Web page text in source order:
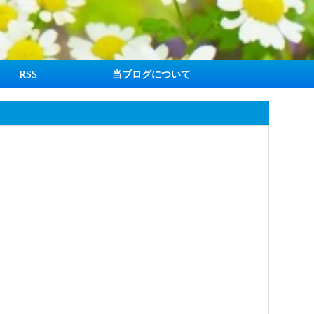
RSS 当ブログについて